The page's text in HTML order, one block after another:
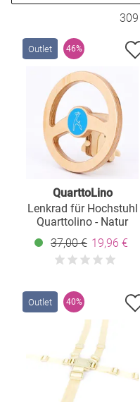
Outlet 46%
QuarttoLino
Lenkrad für Hochstuhl
Quarttolino - Natur
37,00 € 19,96 €
Outlet 40%